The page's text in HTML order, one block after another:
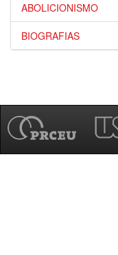
ABOLICIONISMO
BIOGRAFIAS